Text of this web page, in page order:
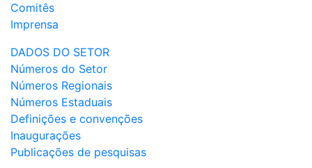
Comitês
Imprensa
DADOS DO SETOR
Números do Setor
Números Regionais
Números Estaduais
Definições e convenções
Inaugurações
Publicações de pesquisas